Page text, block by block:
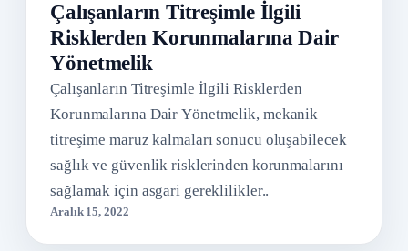
Çalışanların Titreşimle İlgili
Risklerden Korunmalarına Dair
Yönetmelik
Çalışanların Titreşimle İlgili Risklerden
Korunmalarına Dair Yönetmelik, mekanik
titreşime maruz kalmaları sonucu oluşabilecek
sağlık ve güvenlik risklerinden korunmalarını
sağlamak için asgari gereklilikler..
Aralık 15, 2022